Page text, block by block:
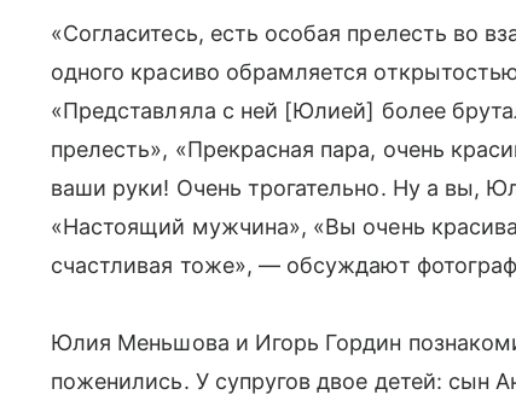
«Согласитесь, есть особая прелесть во
одного красиво обрамляется
«Представляла с ней [Юлией] более
прелесть», «Прекрасная пара, очень
ваши руки! Очень трогательно. Ну а вы,
«Настоящий мужчина», «Вы очень
счастливая тоже», — обсуждают
Юлия Меньшова и Игорь Гордин
поженились. У супругов двое детей: сын